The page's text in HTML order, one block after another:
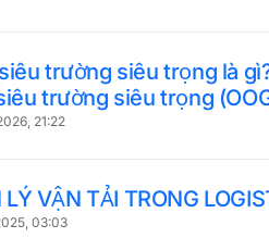
trường siêu trọng là
trường siêu trọng
21:22
LÝ VẬN TẢI TRONG
03:03